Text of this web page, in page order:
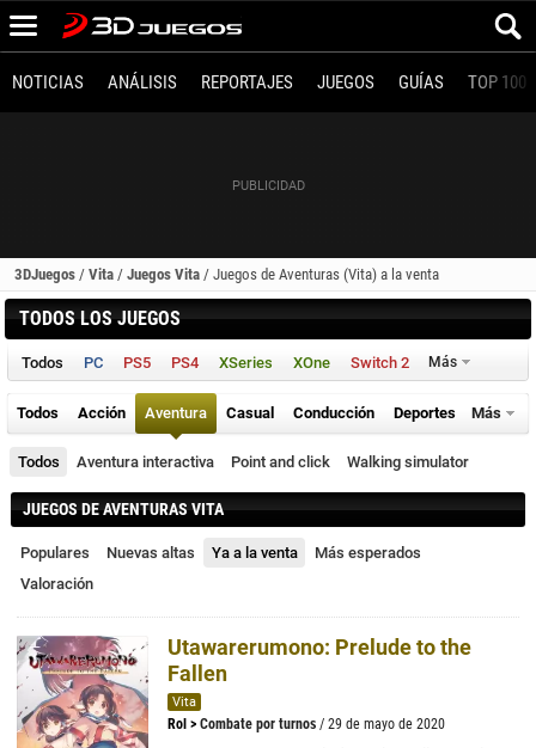
NOTICIAS ANÁLISIS REPORTAJES JUEGOS GUÍAS TOP 100
3DJuegos / Vita / Juegos Vita / Juegos de Aventuras (Vita) a la venta
TODOS LOS JUEGOS
Todos PC PS5 PS4 XSeries XOne Switch 2 Más
Todos Acción Aventura Casual Conducción Deportes Más
Todos Aventura interactiva Point and click Walking simulator
JUEGOS DE AVENTURAS VITA
Populares Nuevas altas Ya a la venta
Más esperados
Valoración
Utawarerumono: Prelude to the
Fallen
Vita
Rol > Combate por turnos / 29 de mayo de 2020